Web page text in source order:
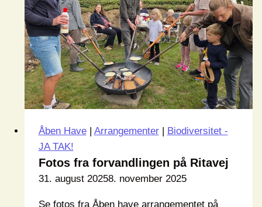
Åben Have| Arrangementer| Biodiversitet -
JA TAK!
Fotos fra forvandlingen på Ritavej
31. august 20258. november 2025
Se fotos fra Åben have arrangementet på